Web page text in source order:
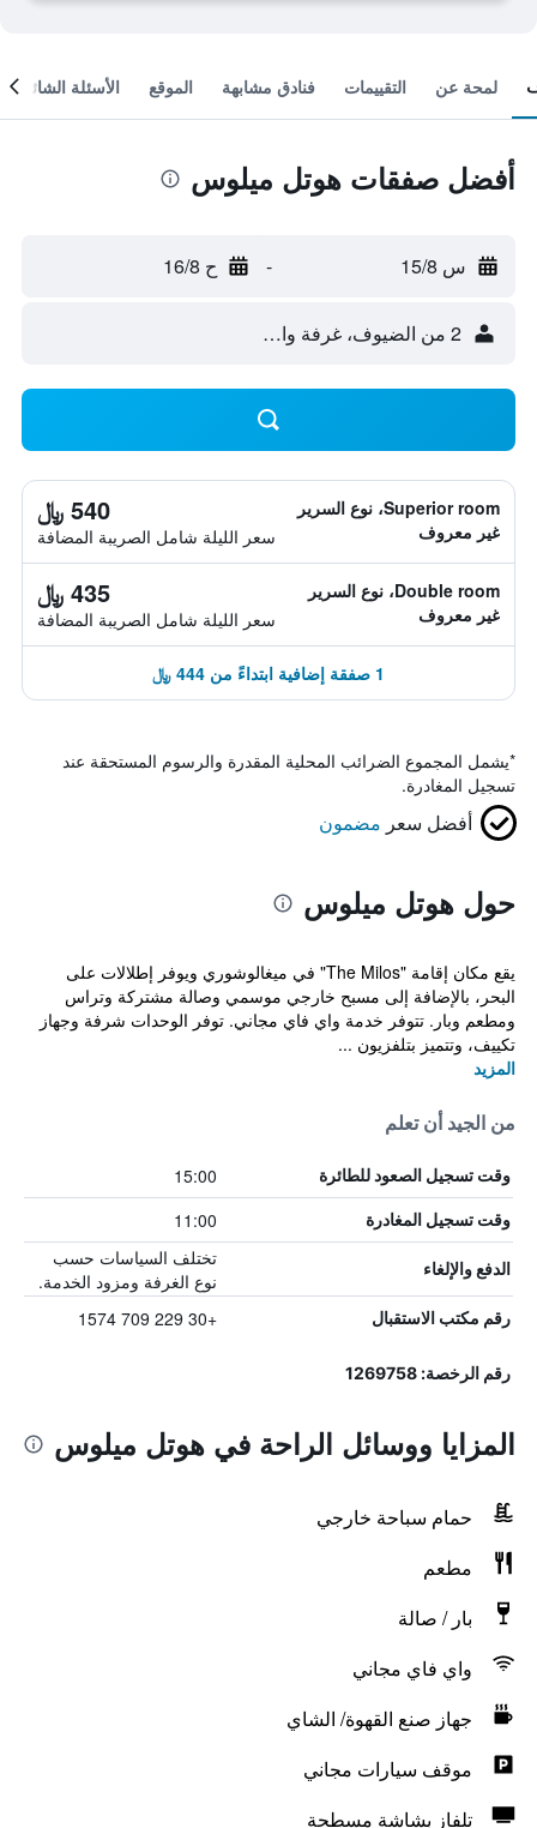
لمحة عن التقييمات فنادق مشابهة الموقع الأسئلة الشائعة
أفضل صفقات هوتل ميلوس
س 15/8 - ح 16/8
2 من الضيوف، غرفة واحدة
Superior room، نوع السرير
غير معروف
540 ﷼
سعر الليلة شامل الصريبة المضافة
Double room، نوع السرير
غير معروف
435 ﷼
سعر الليلة شامل الصريبة المضافة
1 صفقة إضافية ابتداءً من 444 ﷼
*يشمل المجموع الضرائب المحلية المقدرة والرسوم المستحقة عند
تسجيل المغادرة.
أفضل سعر مضمون
حول هوتل ميلوس
يقع مكان إقامة "The Milos" في ميغالوشوري ويوفر إطلالات على
البحر، بالإضافة إلى مسبح خارجي موسمي وصالة مشتركة وتراس
ومطعم وبار. تتوفر خدمة واي فاي مجاني. توفر الوحدات شرفة وجهاز
تكييف، وتتميز بتلفزيون ...
المزيد
من الجيد أن تعلم
وقت تسجيل الصعود للطائرة 15:00
وقت تسجيل المغادرة 11:00
الدفع والإلغاء
تختلف السياسات حسب
نوع الغرفة ومزود الخدمة.
رقم مكتب الاستقبال +30 229 709 1574
رقم الرخصة: 1269758
المزايا ووسائل الراحة في هوتل ميلوس
حمام سباحة خارجي
مطعم
بار / صالة
واي فاي مجاني
جهاز صنع القهوة/ الشاي
موقف سيارات مجاني
تلفاز بشاشة مسطحة